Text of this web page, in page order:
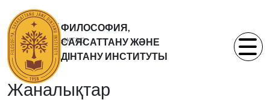
ФИЛОСОФИЯ,
САЯСАТТАНУ ЖӘНЕ
ДІНТАНУ ИНСТИТУТЫ
Басты бет
Жаналықтар
Статьи
Жаналықтар